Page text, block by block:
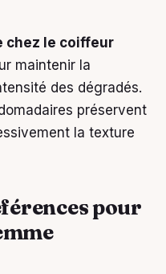
chez le coiffeur
maintenir la
des dégradés.
préservent
la texture
pour